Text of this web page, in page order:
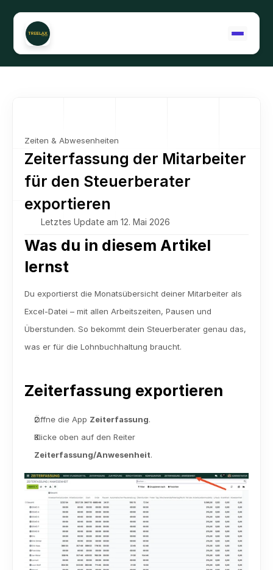
Support kontaktieren
Zeiten & Abwesenheiten
Zeiterfassung der Mitarbeiter
für den Steuerberater
exportieren
Letztes Update am 12. Mai 2026
Was du in diesem Artikel
lernst
Du exportierst die Monatsübersicht deiner Mitarbeiter als
Excel-Datei – mit allen Arbeitszeiten, Pausen und
Überstunden. So bekommt dein Steuerberater genau das,
was er für die Lohnbuchhaltung braucht.
Zeiterfassung exportieren
Öffne die App Zeiterfassung.
Zeiterfassung/Anwesenheit.